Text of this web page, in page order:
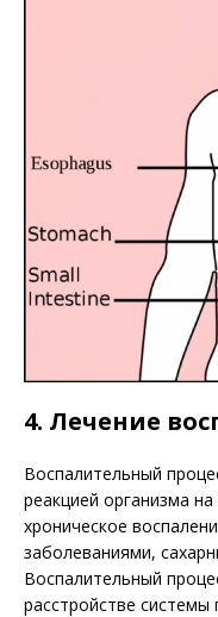
4. Лечение
Воспалительный
реакцией организма
хроническое
заболеваниями,
Воспалительный
расстройстве